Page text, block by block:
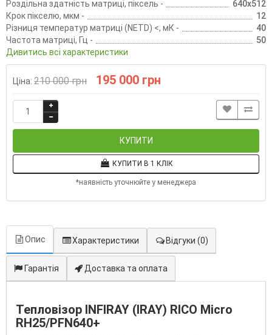
Роздільна здатність матриці, піксель -
640x512
Крок пікселю, мкм -
12
Різниця температур матриці (NETD) <, мК -
40
Частота матриці, Гц -
50
Дивитись всі характеристики
Ціна: 210 000 грн 195 000 грн
КУПИТИ
КУПИТИ В 1 КЛІК
*наявність уточнюйте у менеджера
Опис Характеристики Відгуки (0)
Гарантія Доставка та оплата
Тепловізор INFIRAY (IRAY) RICO Micro
RH25/PFN640+